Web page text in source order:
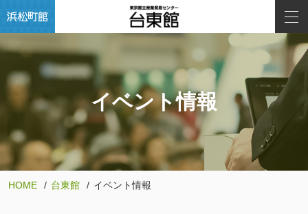
イベント情報
HOME 台東館 イベント情報